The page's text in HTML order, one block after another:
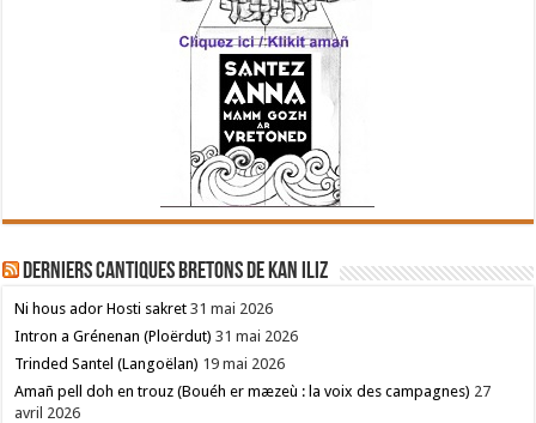
Derniers cantiques bretons de Kan Iliz
Ni hous ador Hosti sakret 31 mai 2026
Intron a Grénenan (Ploërdut) 31 mai 2026
Trinded Santel (Langoëlan) 19 mai 2026
Amañ pell doh en trouz (Bouéh er mæzeù : la voix des campagnes) 27
avril 2026